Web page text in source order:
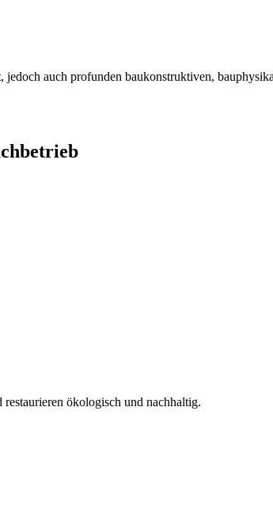
auch profunden baukonstruktiven,
ökologisch und nachhaltig.